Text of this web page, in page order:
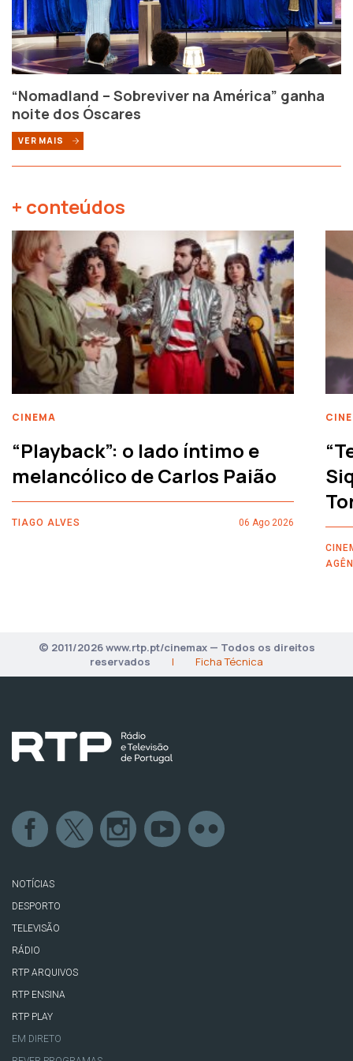
“Nomadland – Sobreviver na América” ganha
noite dos Óscares
VER MAIS
+ conteúdos
CINEMA
“Playback”: o lado íntimo e
melancólico de Carlos Paião
TIAGO ALVES 06 Ago 2026
© 2011/2026 www.rtp.pt/cinemax — Todos os direitos
reservados
| Ficha Técnica
NOTÍCIAS
DESPORTO
TELEVISÃO
RÁDIO
RTP ARQUIVOS
RTP ENSINA
RTP PLAY
EM DIRETO